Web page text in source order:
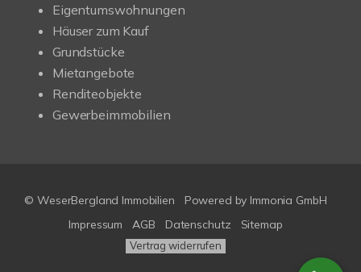
Eigentumswohnungen
Häuser zum Kauf
Grundstücke
Mietangebote
Renditeobjekte
Gewerbeimmobilien
© WeserBergland Immobilien Powered by Immonia GmbH
Impressum
AGB Datenschutz Sitemap
Vertrag widerrufen